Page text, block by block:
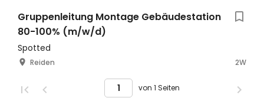
Gruppenleitung Montage Gebäudestation
80-100% (m/w/d)
Spotted
Reiden 2W
von 1 Seiten